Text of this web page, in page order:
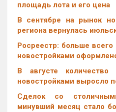
площадь лота и его цена
В сентябре на рынок
региона вернулась
Росреестр: больше
новостройками
В августе
новостройками выросло
Cделок со
минувший месяц стало